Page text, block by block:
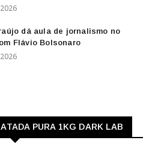
dá aula de jornalismo no
Flávio Bolsonaro
PURA 1KG DARK LAB